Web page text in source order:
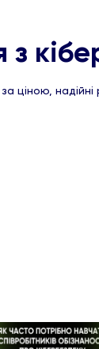
з
надійні